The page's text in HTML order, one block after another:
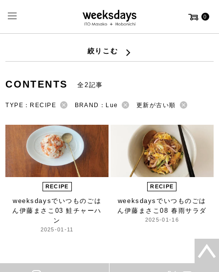
0
絞りこむ
CONTENTS 全2記事
TYPE：RECIPE BRAND：Lue 更新が古い順
RECIPE
weeksdaysで いつものごは
ん 伊藤まさこ 03 鮭チャーハ
ン
2025-01-11
RECIPE
weeksdaysで いつものごは
ん 伊藤まさこ08 春雨サラダ
2025-01-16